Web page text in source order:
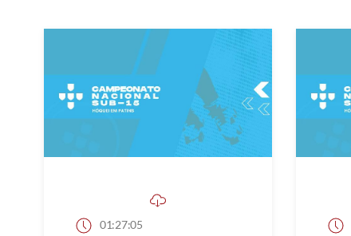
01:27:05